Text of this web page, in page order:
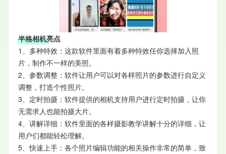
半格相机亮点
1、多种特效：这款软件里面有着多种特效任你选择加入照
片，制作不一样的美照。
2、参数调整：软件让用户可以对各样照片的参数进行自定义
调整，打造个性照片。
3、定时拍摄：软件提供的相机支持用户进行定时拍摄，让你
无需求人也能拍摄大片。
4、讲解详细：软件里面的各样摄影教学讲解十分的详细，让
用户们都能轻松理解。
5、快速上手：各个照片编辑功能的相关操作非常的简单，致